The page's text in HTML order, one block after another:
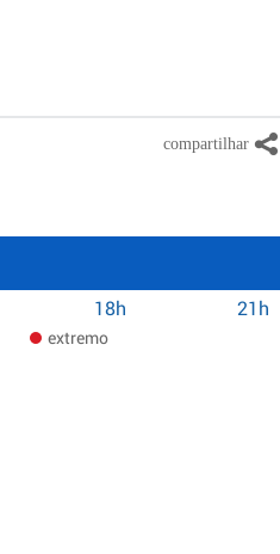
18h 21h
extremo